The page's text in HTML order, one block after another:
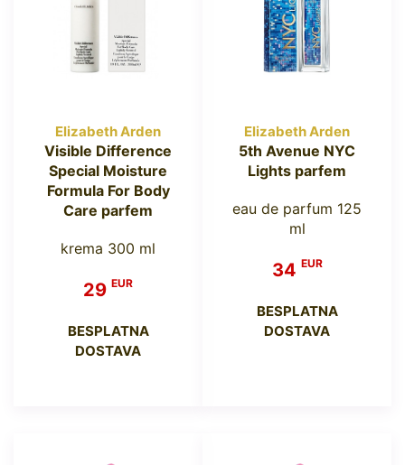
Elizabeth Arden
Visible Difference
Special Moisture
Formula For Body
Care parfem
krema 300 ml
29 EUR
BESPLATNA
DOSTAVA
Elizabeth Arden
5th Avenue NYC
Lights parfem
eau de parfum 125
ml
34 EUR
BESPLATNA
DOSTAVA